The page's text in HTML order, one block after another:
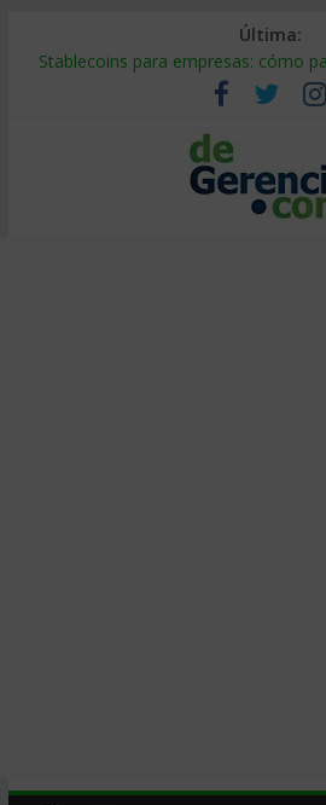
Última:
Stablecoins para empresas: cómo
Despido silencioso: qué es y por
IA en selección de personal: cómo
Trabajo forzoso en la cadena de
Mercado hispano de EE. UU.: cómo